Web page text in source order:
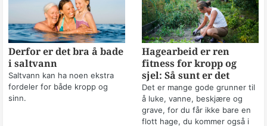
Derfor er det bra å bade
i saltvann
Saltvann kan ha noen ekstra
fordeler for både kropp og
sinn.
Hagearbeid er ren
fitness for kropp og
sjel: Så sunt er det
Det er mange gode grunner til
å luke, vanne, beskjære og
grave, for du får ikke bare en
flott hage, du kommer også i